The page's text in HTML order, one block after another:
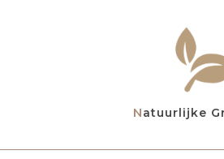
Natuurlijke